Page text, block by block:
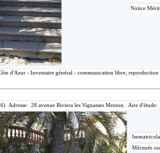
Notice
d'Azur - Inventaire général - communication libre, reproduction
Adresse: 28 avenue Riviera les Vignasses Menton. Aire d'étude:
Mérimée